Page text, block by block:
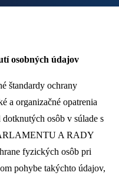
osobných údajov
štandardy ochrany
a organizačné opatrenia
osôb v súlade s
A RADY
fyzických osôb pri
pohybe takýchto údajov,